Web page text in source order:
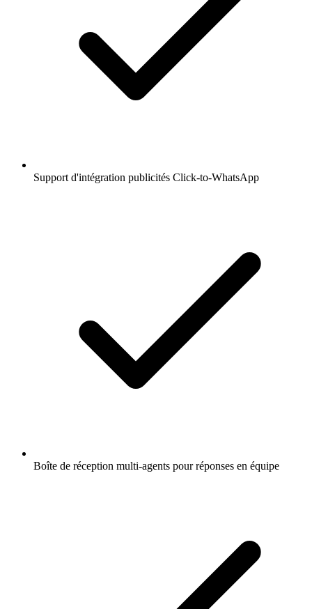
Support d'intégration publicités Click-to-WhatsApp
Boîte de réception multi-agents pour réponses en équipe